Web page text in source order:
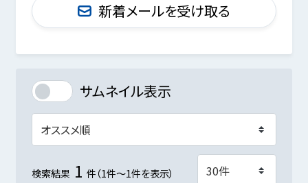
新着メールを受け取る
サムネイル表示
検索結果 1 件（1件～1件を表示）